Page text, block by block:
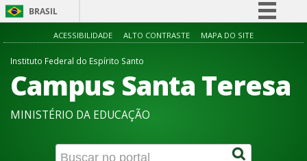
BRASIL
Simplifique!
Participe
Acesso à informação
Canais
ACESSIBILIDADE ALTO CONTRASTE MAPA DO SITE
Instituto Federal do Espírito Santo
Campus Santa Teresa
MINISTÉRIO DA EDUCAÇÃO